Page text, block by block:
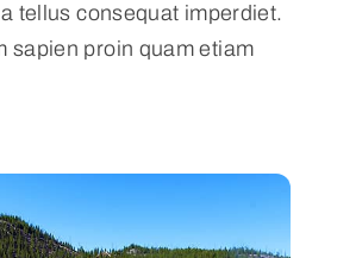
tellus consequat imperdiet.
sapien proin quam etiam